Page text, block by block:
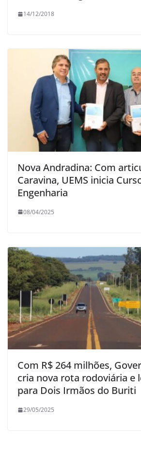
14/12/2018
Nova Andradina: Com
Caravina, UEMS inicia
Engenharia
08/04/2025
Com R$ 264 milhões,
cria nova rota rodoviária e
para Dois Irmãos do Buriti
29/05/2025